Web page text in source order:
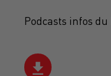
Podcasts infos